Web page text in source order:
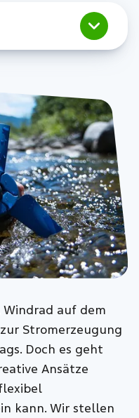
auf dem
Stromerzeugung
Doch es geht
Ansätze
kann. Wir stellen